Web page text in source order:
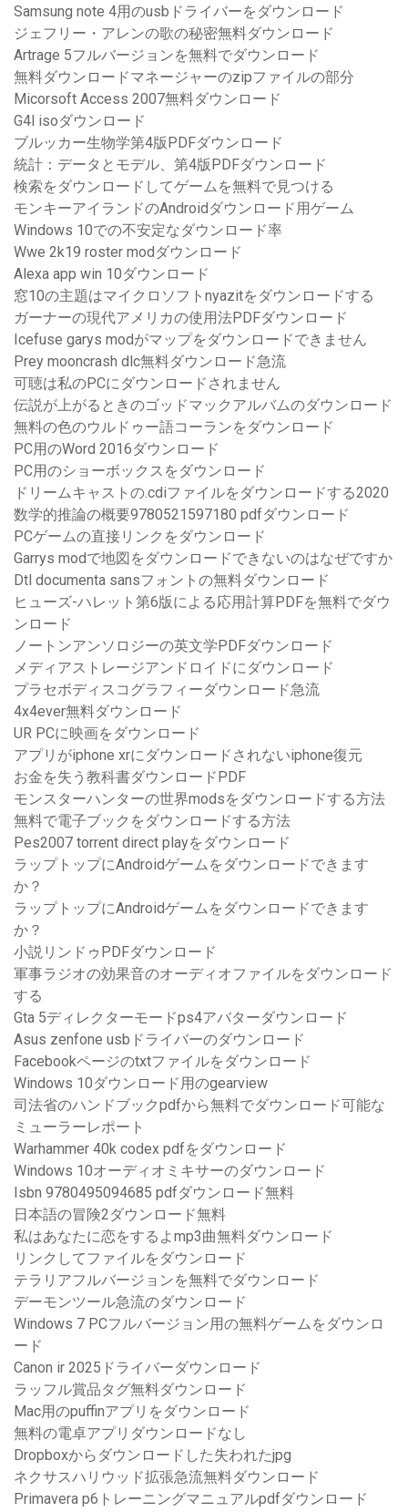
Samsung note 4用のusbドライバーをダウンロード
ジェフリー・アレンの歌の秘密無料ダウンロード
Artrage 5フルバージョンを無料でダウンロード
無料ダウンロードマネージャーのzipファイルの部分
Micorsoft Access 2007無料ダウンロード
G4l isoダウンロード
ブルッカー生物学第4版PDFダウンロード
統計：データとモデル、第4版PDFダウンロード
検索をダウンロードしてゲームを無料で見つける
モンキーアイランドのAndroidダウンロード用ゲーム
Windows 10での不安定なダウンロード率
Wwe 2k19 roster modダウンロード
Alexa app win 10ダウンロード
窓10の主題はマイクロソフトnyazitをダウンロードする
ガーナーの現代アメリカの使用法PDFダウンロード
Icefuse garys modがマップをダウンロードできません
Prey mooncrash dlc無料ダウンロード急流
可聴は私のPCにダウンロードされません
伝説が上がるときのゴッドマックアルバムのダウンロード
無料の色のウルドゥー語コーランをダウンロード
PC用のWord 2016ダウンロード
PC用のショーボックスをダウンロード
ドリームキャストの.cdiファイルをダウンロードする2020
数学的推論の概要9780521597180 pdfダウンロード
PCゲームの直接リンクをダウンロード
Garrys modで地図をダウンロードできないのはなぜですか
Dtl documenta sansフォントの無料ダウンロード
ヒューズ-ハレット第6版による応用計算PDFを無料でダウ
ンロード
ノートンアンソロジーの英文学PDFダウンロード
メディアストレージアンドロイドにダウンロード
プラセボディスコグラフィーダウンロード急流
4x4ever無料ダウンロード
UR PCに映画をダウンロード
アプリがiphone xrにダウンロードされないiphone復元
お金を失う教科書ダウンロードPDF
モンスターハンターの世界modsをダウンロードする方法
無料で電子ブックをダウンロードする方法
Pes2007 torrent direct playをダウンロード
ラップトップにAndroidゲームをダウンロードできます
か？
ラップトップにAndroidゲームをダウンロードできます
か？
小説リンドゥPDFダウンロード
軍事ラジオの効果音のオーディオファイルをダウンロード
する
Gta 5ディレクターモードps4アバターダウンロード
Asus zenfone usbドライバーのダウンロード
Facebookページのtxtファイルをダウンロード
Windows 10ダウンロード用のgearview
司法省のハンドブックpdfから無料でダウンロード可能な
ミューラーレポート
Warhammer 40k codex pdfをダウンロード
Windows 10オーディオミキサーのダウンロード
Isbn 9780495094685 pdfダウンロード無料
日本語の冒険2ダウンロード無料
私はあなたに恋をするよmp3曲無料ダウンロード
リンクしてファイルをダウンロード
テラリアフルバージョンを無料でダウンロード
デーモンツール急流のダウンロード
Windows 7 PCフルバージョン用の無料ゲームをダウンロ
ード
Canon ir 2025ドライバーダウンロード
ラッフル賞品タグ無料ダウンロード
Mac用のpuffinアプリをダウンロード
無料の電卓アプリダウンロードなし
Dropboxからダウンロードした失われたjpg
ネクサスハリウッド拡張急流無料ダウンロード
Primavera p6トレーニングマニュアルpdfダウンロード